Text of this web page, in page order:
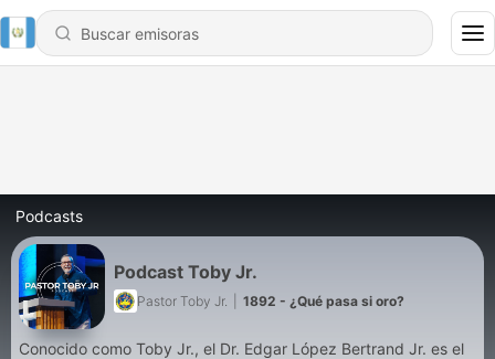
Podcasts
Podcast Toby Jr.
Pastor Toby Jr. 1892 - ¿Qué pasa si oro?
Conocido como Toby Jr., el Dr. Edgar López Bertrand Jr. es el